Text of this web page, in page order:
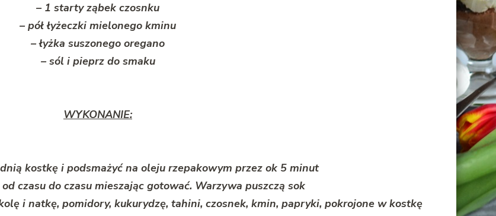
– 1 starty ząbek czosnku
– pół łyżeczki mielonego kminu
– łyżka suszonego oregano
– sól i pieprz do smaku
WYKONANIE:
kostkę i podsmażyć na oleju rzepakowym przez ok 5 minut
czasu do czasu mieszając gotować. Warzywa puszczą sok
i natkę, pomidory, kukurydzę, tahini, czosnek, kmin, papryki, pokrojone w kostkę